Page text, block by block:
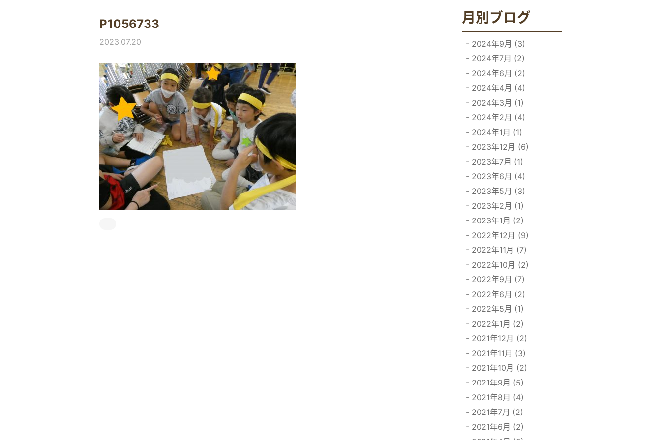
P1056733
2023.07.20
月別ブログ
2024年9月 (3)
2024年7月 (2)
2024年6月 (2)
2024年4月 (4)
2024年3月 (1)
2024年2月 (4)
2024年1月 (1)
2023年12月 (6)
2023年7月 (1)
2023年6月 (4)
2023年5月 (3)
2023年2月 (1)
2023年1月 (2)
2022年12月 (9)
2022年11月 (7)
2022年10月 (2)
2022年9月 (7)
2022年6月 (2)
2022年5月 (1)
2022年1月 (2)
2021年12月 (2)
2021年11月 (3)
2021年10月 (2)
2021年9月 (5)
2021年8月 (4)
2021年7月 (2)
2021年6月 (2)